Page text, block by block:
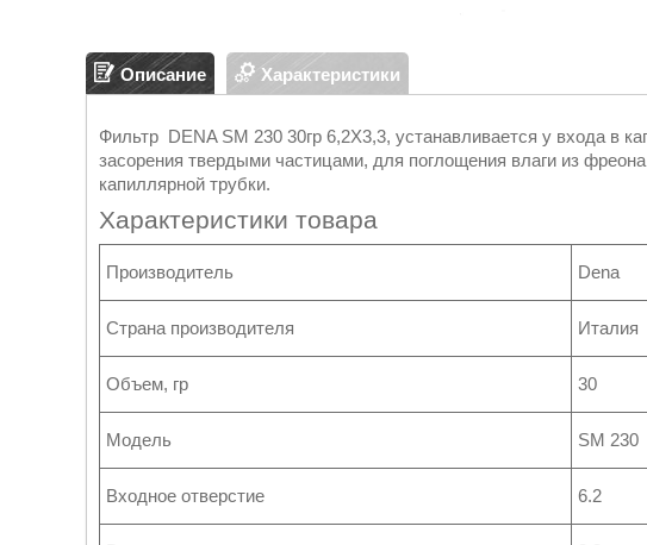
Описание Характеристики
Фильтр DENA SM 230 30гр 6,2X3,3, устанавливается у входа в
засорения твердыми частицами, для поглощения влаги из
капиллярной трубки.
Характеристики товара
Производитель Dena
Страна производителя Италия
Объем, гр 30
Модель SM 230
Входное отверстие 6.2